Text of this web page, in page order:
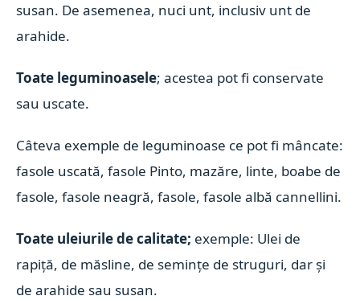
susan. De asemenea, nuci unt, inclusiv unt de
arahide.
Toate leguminoasele; acestea pot fi conservate
sau uscate.
Câteva exemple de leguminoase ce pot fi mâncate:
fasole uscată, fasole Pinto, mazăre, linte, boabe de
fasole, fasole neagră, fasole, fasole albă cannellini.
Toate uleiurile de calitate; exemple: Ulei de
rapiță, de măsline, de semințe de struguri, dar și
de arahide sau susan.